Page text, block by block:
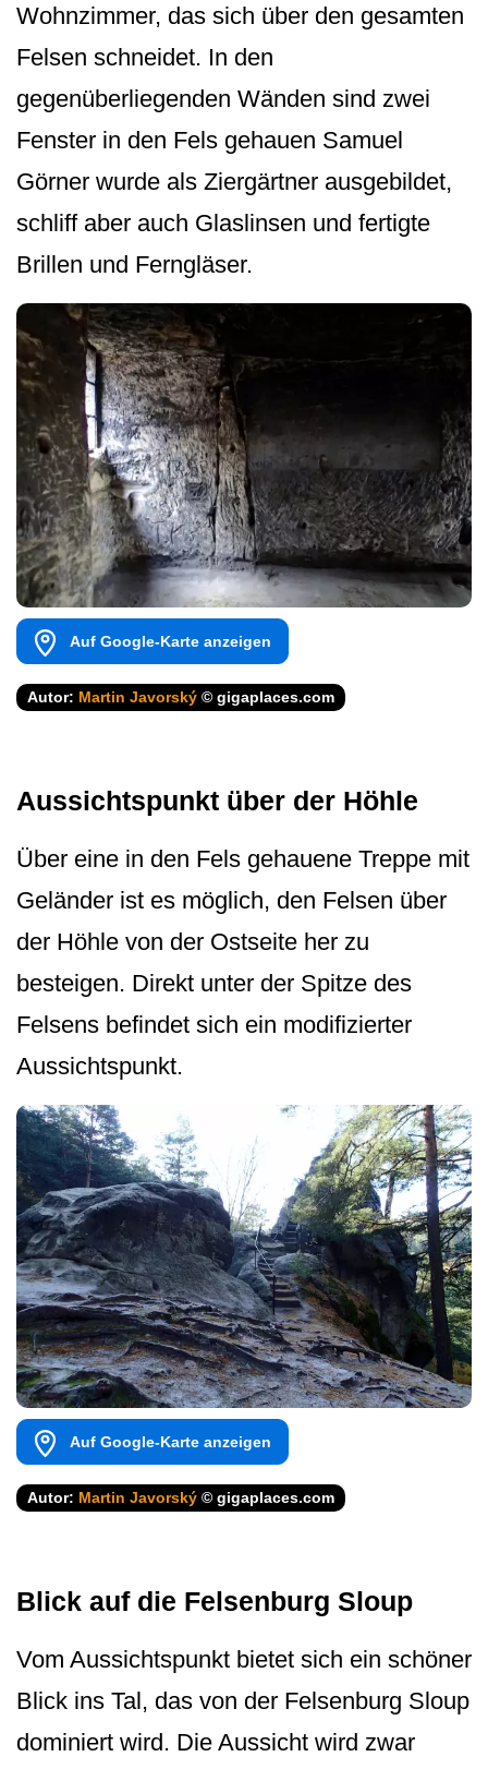
Wohnzimmer, das sich über den gesamten
Felsen schneidet. In den
gegenüberliegenden Wänden sind zwei
Fenster in den Fels gehauen Samuel
Görner wurde als Ziergärtner ausgebildet,
schliff aber auch Glaslinsen und fertigte
Brillen und Ferngläser.
Auf Google-Karte anzeigen
Autor: Martin Javorský © gigaplaces.com
Aussichtspunkt über der Höhle
Über eine in den Fels gehauene Treppe mit
Geländer ist es möglich, den Felsen über
der Höhle von der Ostseite her zu
besteigen. Direkt unter der Spitze des
Felsens befindet sich ein modifizierter
Aussichtspunkt.
Auf Google-Karte anzeigen
Autor: Martin Javorský © gigaplaces.com
Blick auf die Felsenburg Sloup
Vom Aussichtspunkt bietet sich ein schöner
Blick ins Tal, das von der Felsenburg Sloup
dominiert wird. Die Aussicht wird zwar